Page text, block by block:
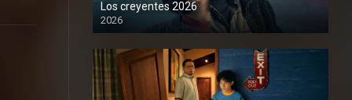
Los creyentes 2026
2026
1080P